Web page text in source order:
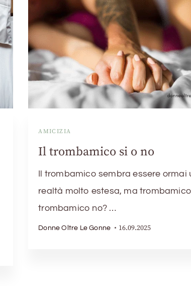
AMICIZIA
Il trombamico si o no
Il trombamico sembra essere ormai
realtà molto estesa, ma
trombamico no? …
Donne Oltre Le Gonne 16.09.2025